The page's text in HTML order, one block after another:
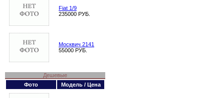
Fiat 1/9
235000 РУБ.
Москвич 2141
55000 РУБ.
Дешевые
Фото
Модель / Цена